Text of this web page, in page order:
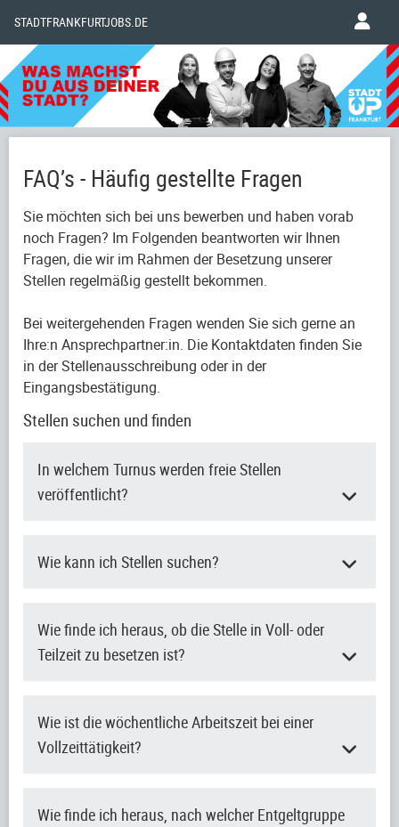
STADTFRANKFURTJOBS.DE
FAQ’s - Häufig gestellte Fragen
Sie möchten sich bei uns bewerben und haben vorab
noch Fragen? Im Folgenden beantworten wir Ihnen
Fragen, die wir im Rahmen der Besetzung unserer
Stellen regelmäßig gestellt bekommen.
Bei weitergehenden Fragen wenden Sie sich gerne an
Ihre:n Ansprechpartner:in. Die Kontaktdaten finden Sie
in der Stellenausschreibung oder in der
Eingangsbestätigung.
Stellen suchen und finden
In welchem Turnus werden freie Stellen
veröffentlicht?
Wie kann ich Stellen suchen?
Wie finde ich heraus, ob die Stelle in Voll- oder
Teilzeit zu besetzen ist?
Wie ist die wöchentliche Arbeitszeit bei einer
Vollzeittätigkeit?
Wie finde ich heraus, nach welcher Entgeltgruppe